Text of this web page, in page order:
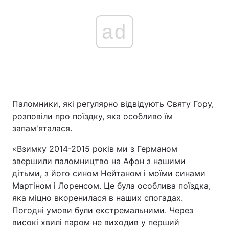
Головна Війна
Україна Політика
Економіка Світ
ad
Паломники, які регулярно відвідують Святу Гору,
розповіли про поїздку, яка особливо їм
запам'яталася.
«Взимку 2014-2015 років ми з Германом
звершили паломництво на Афон з нашими
дітьми, з його сином Нейтаном і моїми синами
Мартіном і Лоренсом. Це була особлива поїздка,
яка міцно вкоренилася в наших спогадах.
Погодні умови були екстремальними. Через
високі хвилі паром не виходив у перший